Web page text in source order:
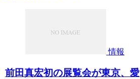
情報
前田真宏初の展覧会が東京、愛